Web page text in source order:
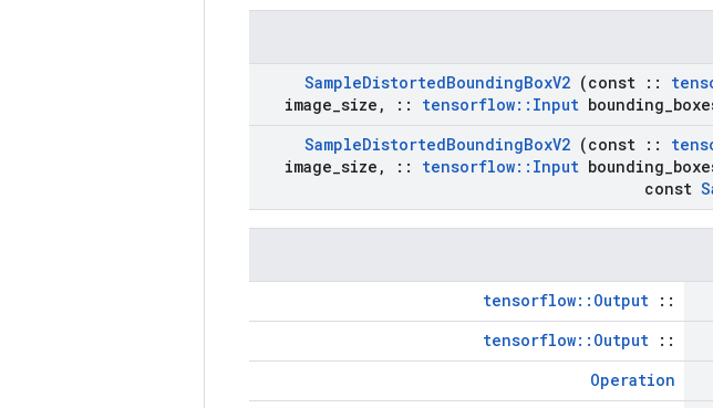
SampleDistortedBoundingBoxV2 (const ::
image size , :: tensorflow:: Input bounding
SampleDistortedBoundingBoxV2 (const ::
image size , :: tensorflow:: Input bounding
const
::
tensorflow::Output
::
tensorflow::Output
Operation